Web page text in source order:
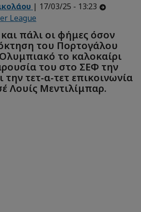
| 17/03/25 - 13:23
League
πάλι οι φήμες όσον
του Πορτογάλου
το καλοκαίρι
του στο ΣΕΦ την
τετ-α-τετ επικοινωνία
Λουίς Μεντιλίμπαρ.